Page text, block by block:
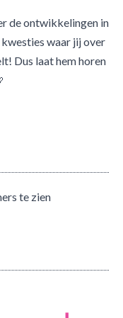
de ontwikkelingen in
kwesties waar jij over
Dus laat hem horen
te zien